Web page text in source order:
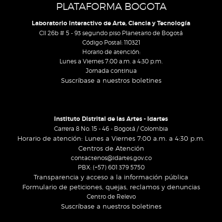
PLATAFORMA BOGOTA
Laboratorio Interactivo de Arte, Ciencia y Tecnología
Cll 26b # 5 - 93 segundo piso Planetario de Bogotá
Código Postal: 110321
Horario de atención:
Lunes a Viernes 7:00 a.m. a 4:30 p.m.
Jornada continua
Suscríbase a nuestros boletines
Instituto Distrital de las Artes - Idartes
Carrera 8 No. 15 - 46 - Bogotá / Colombia
Horario de atención: Lunes a Viernes 7:00 a.m. a 4:30 p.m.
Centros de Atención
contactenos@idartes.gov.co
PBX: (+57) 601 379 5750
Transparencia y acceso a la información pública
Formulario de peticiones, quejas, reclamos y denuncias
Centro de Relevo
Suscríbase a nuestros boletines